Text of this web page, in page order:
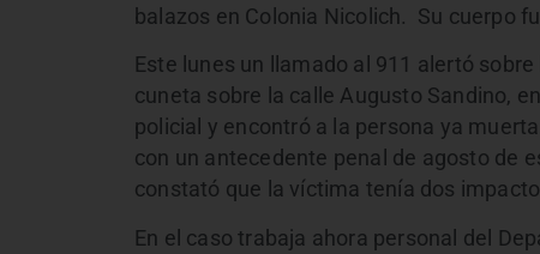
balazos en Colonia Nicolich. Su cuerpo
Este lunes un llamado al 911 alertó
cuneta sobre la calle Augusto Sandino,
policial y encontró a la persona ya
con un antecedente penal de agosto de
constató que la víctima tenía dos
En el caso trabaja ahora personal del